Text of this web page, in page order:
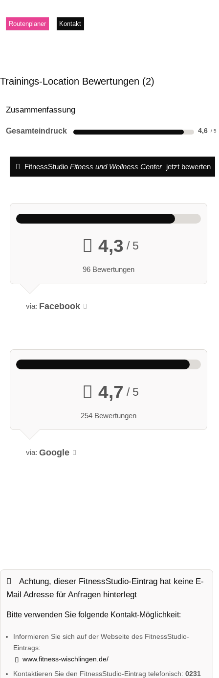
Routenplaner Kontakt
Trainings-Location Bewertungen 2
Zusammenfassung
Gesamteindruck 4,6
FitnessStudio Fitness und Wellness Center jetzt bewerten
4,3 / 5
96 Bewertungen
via: Facebook
4,7 / 5
254 Bewertungen
via: Google
Achtung, dieser FitnessStudio-Eintrag hat keine E-
Mail Adresse für Anfragen hinterlegt
Bitte verwenden Sie folgende Kontakt-Möglichkeit:
Informieren Sie sich auf der Webseite des FitnessStudio-
Eintrags:
www.fitness-wischlingen.de/
Kontaktieren Sie den FitnessStudio-Eintrag telefonisch:0231